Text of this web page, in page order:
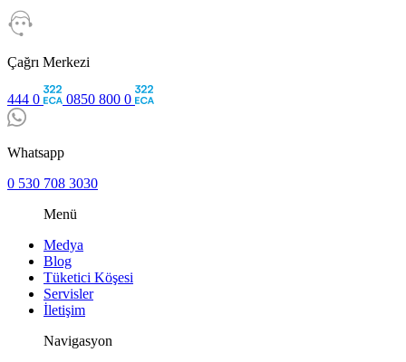
Çağrı Merkezi
444 0 0850 800 0
Whatsapp
0 530 708 3030
Menü
Medya
Blog
Tüketici Köşesi
Servisler
İletişim
Navigasyon